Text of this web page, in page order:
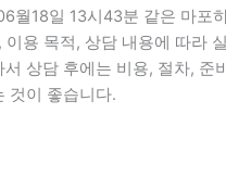
월18일 13시43분 같은 마포
이용 목적, 상담 내용에 따라
서 상담 후에는 비용, 절차, 준
것이 좋습니다.